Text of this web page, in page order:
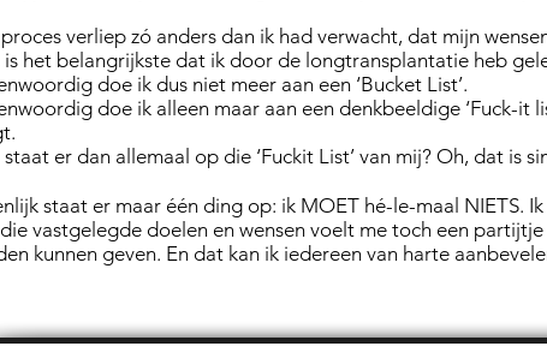
verliep zó anders dan ik had verwacht, dat mijn
is het belangrijkste dat ik door de longtransplantatie heb
doe ik dus niet meer aan een ‘Bucket List’.
doe ik alleen maar aan een denkbeeldige ‘Fuck-it
er dan allemaal op die ‘Fuckit List’ van mij? Oh, dat is
staat er maar één ding op: ik MOET hé-le-maal NIETS.
vastgelegde doelen en wensen voelt me toch een
kunnen geven. En dat kan ik iedereen van harte